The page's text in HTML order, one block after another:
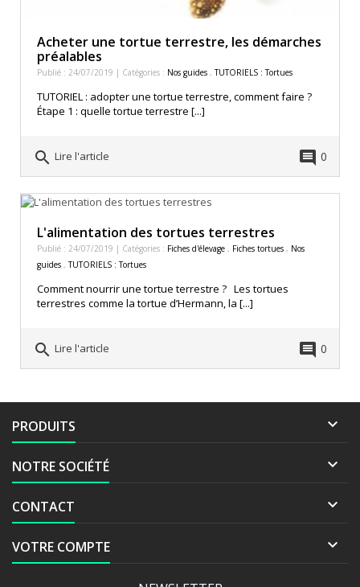
Acheter une tortue terrestre, les démarches
préalables
Publié : 24/07/2019 | Catégories : Nos guides ,TUTORIELS : Tortues
TUTORIEL : adopter une tortue terrestre, comment faire ?
Étape 1 : quelle tortue terrestre [...]
search Lire l'article comment 0
L'alimentation des tortues terrestres
Publié : 24/07/2019 | Catégories : Fiches d'élevage , Fiches tortues , Nos
guides ,TUTORIELS : Tortues
Comment nourrir une tortue terrestre ? Les tortues
terrestres comme la tortue d’Hermann, la [...]
search Lire l'article comment 0
PRODUITS 
NOTRE SOCIÉTÉ 
CONTACT 
VOTRE COMPTE 